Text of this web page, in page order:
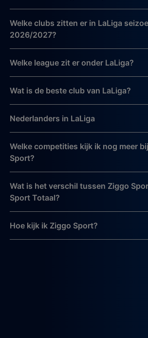
Welke clubs zitten er in LaLiga
2026/2027?
Welke league zit er onder LaLiga?
Wat is de beste club van LaLiga?
Nederlanders in LaLiga
Welke competities kijk ik nog meer
Sport?
Wat is het verschil tussen Ziggo
Sport Totaal?
Hoe kijk ik Ziggo Sport?